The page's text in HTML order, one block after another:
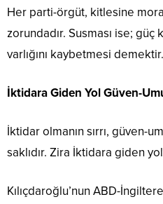
Her parti-örgüt, kitlesine
zorundadır. Susması ise; güç
varlığını kaybetmesi demektir.
İktidara Giden Yol Güven-
İktidar olmanın sırrı, güven-
saklıdır. Zira İktidara giden
Kılıçdaroğlu’nun ABD-